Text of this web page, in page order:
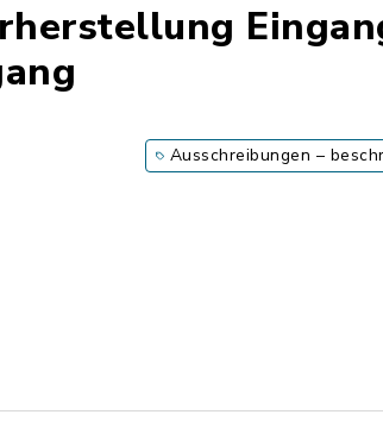
Ausschreibungen –